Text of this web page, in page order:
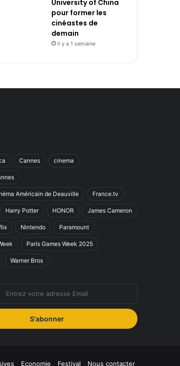
University of China
pour former les
cinéastes de
demain
il y a 1 semaine
Cannes cinema
Américain de Deauville France.tv
Harry Potter HONOR James Cameron
Nintendo Paramount
Paris Games Week 2025
Warner Bros
Economie Festival Nous contacter